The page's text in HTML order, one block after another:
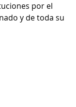
por el
y de toda su